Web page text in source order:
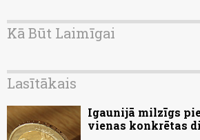
Kā Būt Laimīgai
Lasītākais
Igaunijā milzīgs
vienas konkrētas